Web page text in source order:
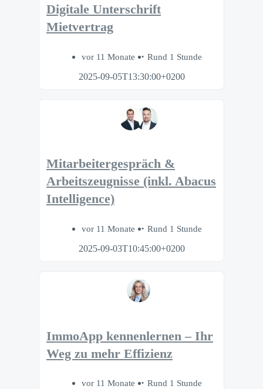
Digitale Unterschrift
Mietvertrag
vor 11 Monate
Rund 1 Stunde
2025-09-05T13:30:00+0200
Mitarbeitergespräch &
Arbeitszeugnisse (inkl. Abacus
Intelligence)
vor 11 Monate
Rund 1 Stunde
2025-09-03T10:45:00+0200
ImmoApp kennenlernen – Ihr
Weg zu mehr Effizienz
vor 11 Monate
Rund 1 Stunde